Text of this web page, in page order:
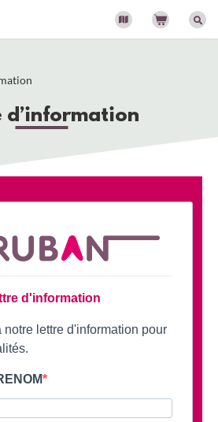
d’information
d'information
notre lettre d'information pour